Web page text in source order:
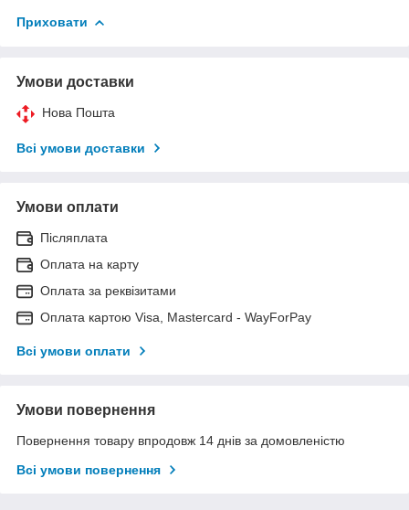
Приховати
Умови доставки
Нова Пошта
Всі умови доставки
Умови оплати
Післяплата
Оплата на карту
Оплата за реквізитами
Оплата картою Visa, Mastercard - WayForPay
Всі умови оплати
Умови повернення
Повернення товару впродовж 14 днів за домовленістю
Всі умови повернення